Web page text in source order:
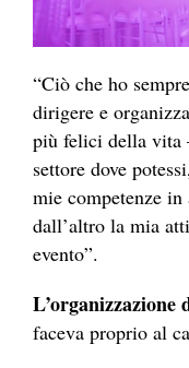
“Ciò che ho
dirigere e
più felici della vita
settore dove
mie competenze
dall’altro la mia
evento”.
faceva proprio al